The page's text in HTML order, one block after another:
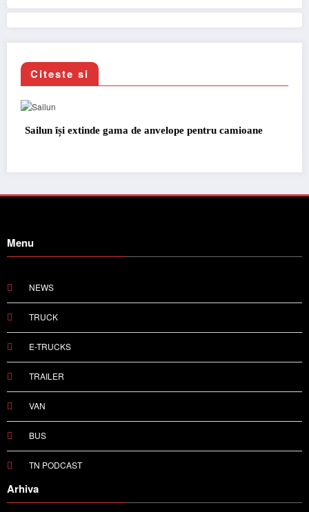
Citeste si
camioane
Lars Ljungström a fost numit director
Menu
NEWS
TRUCK
E-TRUCKS
TRAILER
VAN
BUS
Arhiva